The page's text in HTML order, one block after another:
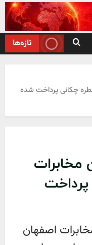
تازه‌ها
چکانی پرداخت شده
مخابرات
اصفهان